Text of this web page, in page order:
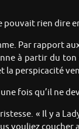
pouvait rien dire
Par rapport
à partir du
perspicacité
fois qu’il ne
« Il y a
vouliez coucher